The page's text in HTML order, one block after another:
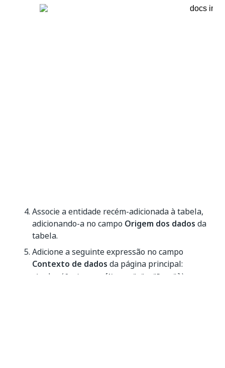
Associe a entidade recém-adicionada à tabela,
adicionando-a no campo Origem dos dados da
tabela.
Adicione a seguinte expressão no campo
Contexto de dados da página principal:
=Lookup(Customer, [Name, "=", "Demo"])